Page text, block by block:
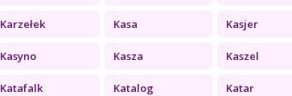
Karzełek Kasa Kasjer
Kasyno Kasza Kaszel
Katafalk Katalog Katar